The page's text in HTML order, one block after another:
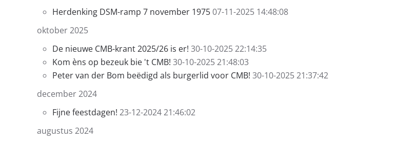
Herdenking DSM-ramp 7 november 197507-11-2025 14:48:08
oktober 2025
De nieuwe CMB-krant 2025/26 is er! 30-10-2025 22:14:35
Kom èns op bezeuk bie 't CMB! 30-10-2025 21:48:03
Peter van der Bom beëdigd als burgerlid voor CMB! 30-10-2025 21:37:42
december 2024
Fijne feestdagen! 23-12-2024 21:46:02
augustus 2024